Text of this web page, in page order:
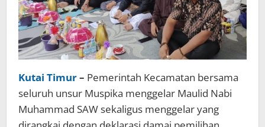
Kutai Timur– Pemerintah Kecamatan bersama
seluruh unsur Muspika menggelar Maulid Nabi
Muhammad SAW sekaligus menggelar yang